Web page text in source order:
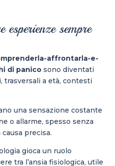
sempre
affrontarla-e-
di panico sono diventati
trasversali a età, contesti
una sensazione costante
o allarme, spesso senza
precisa.
gioca un ruolo
tra l’ansia fisiologica, utile